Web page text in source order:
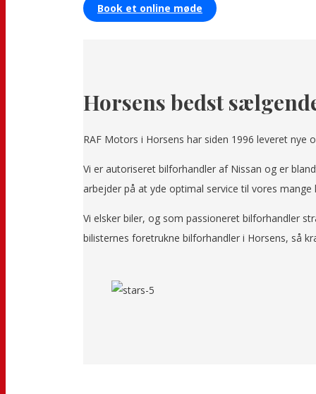
Book et online møde
Horsens bedst
RAF Motors i Horsens har siden 1996 leveret
Vi er autoriseret bilforhandler af Nissan og er
arbejder på at yde optimal service til vores mange
Vi elsker biler, og som passioneret bilforhandler
bilisternes foretrukne bilforhandler i Horsens, så